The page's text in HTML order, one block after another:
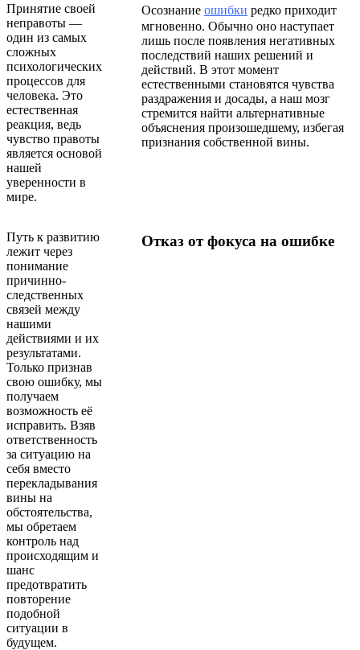
Принятие своей
неправоты —
один из самых
сложных
психологических
процессов для
человека. Это
естественная
реакция, ведь
чувство правоты
является основой
нашей
уверенности в
мире.
Осознание ошибки редко приходит
мгновенно. Обычно оно наступает
лишь после появления негативных
последствий наших решений и
действий. В этот момент
естественными становятся чувства
раздражения и досады, а наш мозг
стремится найти альтернативные
объяснения произошедшему, избегая
признания собственной вины.
Путь к развитию
лежит через
понимание
причинно-
следственных
связей между
нашими
действиями и их
результатами.
Только признав
свою ошибку, мы
получаем
возможность её
исправить. Взяв
ответственность
за ситуацию на
себя вместо
перекладывания
вины на
обстоятельства,
мы обретаем
контроль над
происходящим и
шанс
предотвратить
повторение
подобной
ситуации в
будущем.
Отказ от фокуса на ошибке